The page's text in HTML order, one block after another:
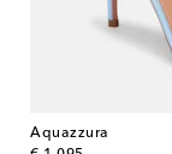
Aquazzura